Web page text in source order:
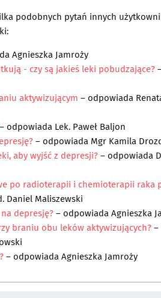
podobnych pytań innych
Agnieszka Jamroży
- czy są jakieś leki pobudzające?
aktywizującym – odpowiada
– odpowiada Lek. Paweł Baljon
– odpowiada Mgr Kamila
aby wyjść z depresji?– odpowiada
po radioterapii i chemioterapii raka
Daniel Maliszewski
depresję?– odpowiadaAgnieszka
braniu obu leków aktywizujących?–
– odpowiadaAgnieszka Jamroży